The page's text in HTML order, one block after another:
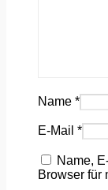
Name *
E-Mail *
Name,
Browser für